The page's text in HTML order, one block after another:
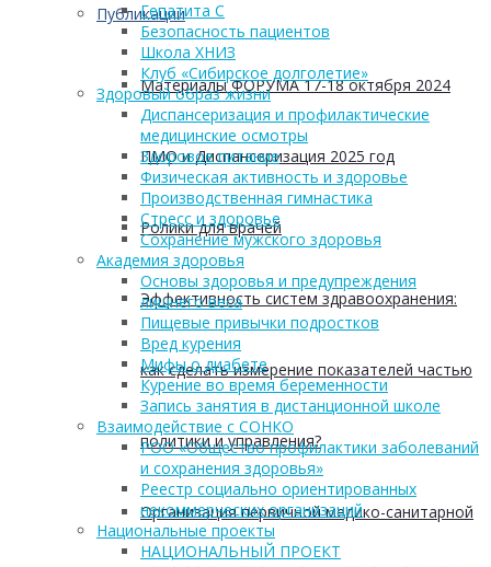
Публикации
Материалы ФОРУМА 17-18 октября 2024
ПМО и Диспансеризация 2025 год
Ролики для врачей
Эффективность систем здравоохранения:
как сделать измерение показателей частью
политики и управления?
Организация первичной медико-санитарной
Гепатита С
Безопасность пациентов
Школа ХНИЗ
Клуб «Сибирское долголетие»
Здоровый образ жизни
Диспансеризация и профилактические
медицинские осмотры
Здоровое питание
Физическая активность и здоровье
Производственная гимнастика
Стресс и здоровье
Сохранение мужского здоровья
Академия здоровья
Основы здоровья и предупреждения
лишнего веса
Пищевые привычки подростков
Вред курения
Мифы о диабете
Курение во время беременности
Запись занятия в дистанционной школе
Взаимодействие с СОНКО
РОО «Общество профилактики заболеваний
и сохранения здоровья»
Реестр социально ориентированных
некоммерческих организаций
Национальные проекты
НАЦИОНАЛЬНЫЙ ПРОЕКТ